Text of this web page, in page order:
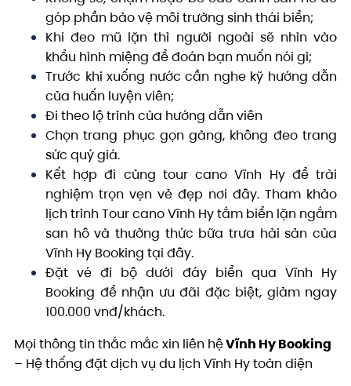
góp phần bảo vệ môi trường sinh thái biển;
Khi đeo mũ lặn thì người ngoài sẽ nhìn vào
khẩu hình miệng để đoán bạn muốn nói gì;
Trước khi xuống nước cần nghe kỹ hướng dẫn
của huấn luyện viên;
Đi theo lộ trình của hướng dẫn viên
Chọn trang phục gọn gàng, không đeo trang
sức quý giá.
Kết hợp đi cùng tour cano Vĩnh Hy để trải
nghiệm trọn vẹn vẻ đẹp nơi đây. Tham khảo
lịch trình Tour cano Vĩnh Hy tắm biển lặn ngắm
san hô và thưởng thức bữa trưa hải sản của
Vĩnh Hy Booking tại đây.
Đặt vé đi bộ dưới đáy biển qua Vĩnh Hy
Booking để nhận ưu đãi đặc biệt, giảm ngay
100.000 vnđ/khách.
Mọi thông tin thắc mắc xin liên hệVĩnh Hy Booking
– Hệ thống đặt dịch vụ du lịch Vĩnh Hy toàn diện